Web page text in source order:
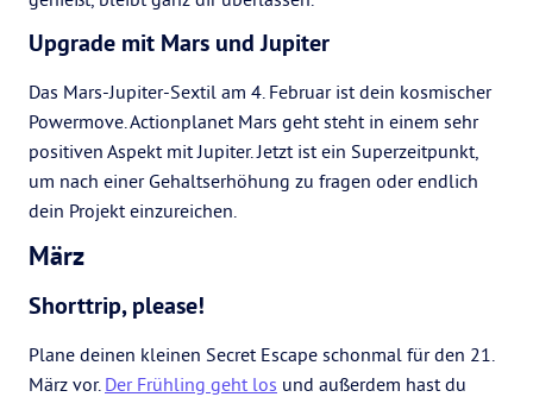
Upgrade mit Mars und Jupiter
Das Mars-Jupiter-Sextil am 4. Februar ist dein kosmischer
Powermove. Actionplanet Mars geht steht in einem sehr
positiven Aspekt mit Jupiter. Jetzt ist ein Superzeitpunkt,
um nach einer Gehaltserhöhung zu fragen oder endlich
dein Projekt einzureichen.
März
Shorttrip, please!
Plane deinen kleinen Secret Escape schonmal für den 21.
März vor. Der Frühling geht los und außerdem hast du